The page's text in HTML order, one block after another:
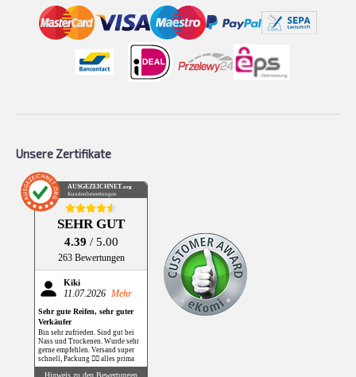
Unsere Zertifikate
AUSGEZEICHNET .org
Kundenbewertungen
SEHR GUT
4.39 / 5.00
263 Bewertungen
Kiki
11.07.2026 Mehr
Sehr gute Reifen, sehr guter
Verkäufer
Bin sehr zufrieden. Sind gut bei
Nass und Trockenen. Wurde sehr
gerne empfehlen. Versand super
schnell, Packung 👌🏻 alles prima
Hinweis zu den Bewertungen